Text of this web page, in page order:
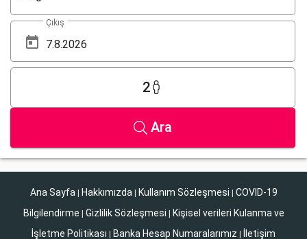
Çıkış
2
Ara
Ana Sayfa | Hakkımızda | Kullanım Sözleşmesi | COVID-19
Bilgilendirme | Gizlilik Sözleşmesi | Kişisel verileri Kulanma ve
İşletme Politikası | Banka Hesap Numaralarımız | İletişim